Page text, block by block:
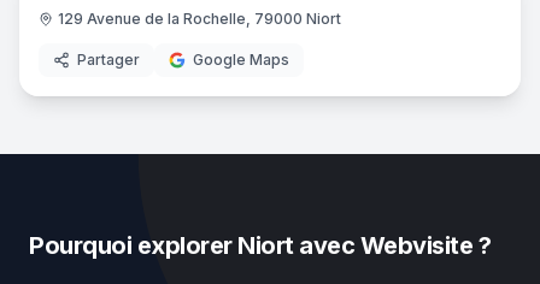
129 Avenue de la Rochelle, 79000 Niort
Partager Google Maps
Pourquoi explorer Niortavec Webvisite ?